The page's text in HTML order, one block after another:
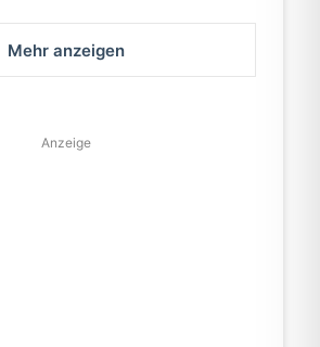
Mehr anzeigen
Anzeige